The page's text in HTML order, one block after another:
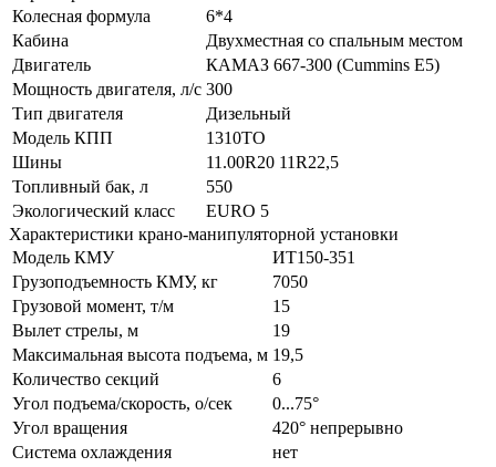
Колесная формула
6*4
Кабина
Двухместная со спальным местом
Двигатель
КАМАЗ 667-300 (Cummins Е5)
Мощность двигателя, л/с 300
Тип двигателя
Дизельный
Модель КПП
1310TO
Шины
11.00R20 11R22,5
Топливный бак, л
550
Экологический класс
EURO 5
Характеристики крано-манипуляторной установки
Модель КМУ
ИТ150-351
Грузоподъемность КМУ, кг
7050
Грузовой момент, т/м
15
Вылет стрелы, м
19
Максимальная высота подъема, м 19,5
Количество секций
6
Угол подъема/скорость, о/сек
0...75°
Угол вращения
420° непрерывно
Система охлаждения
нет